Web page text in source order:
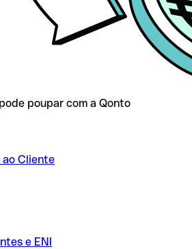
poupar com a Qonto
ao Cliente
e ENI